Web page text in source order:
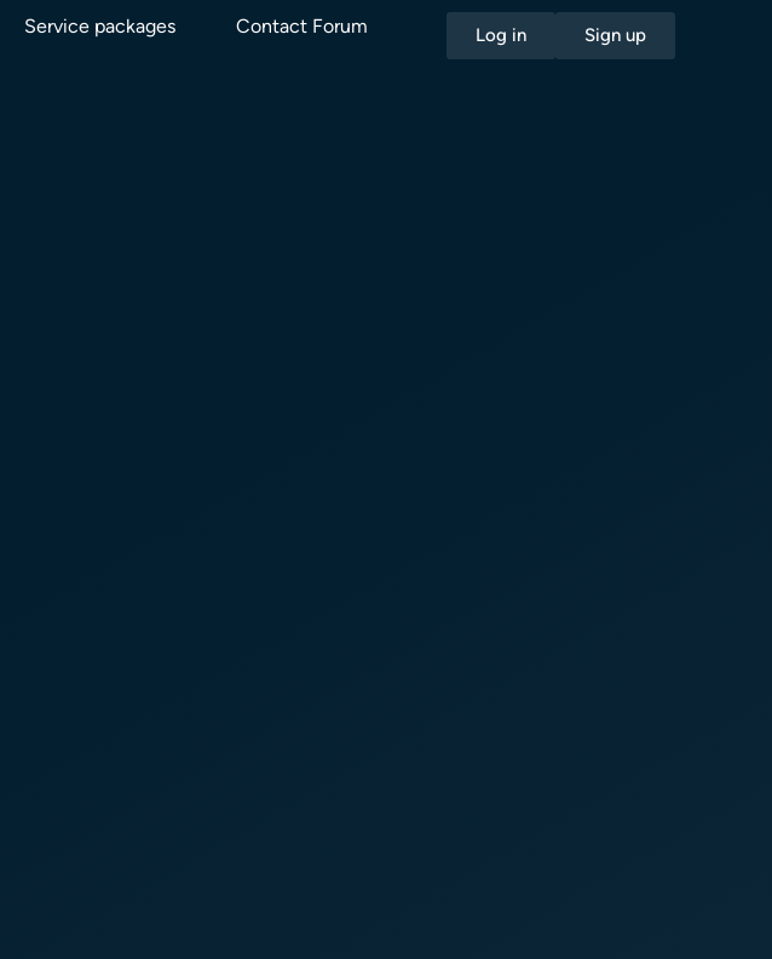
Service packages Contact Forum Log in Sign up